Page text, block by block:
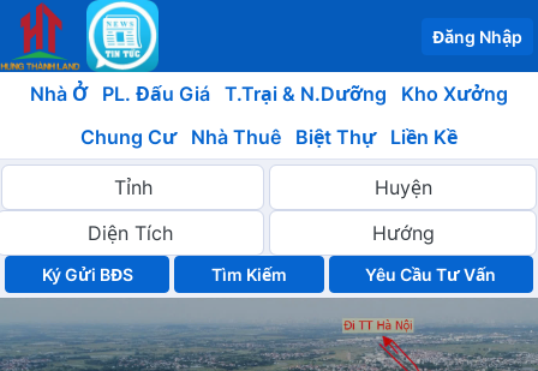
Đăng Nhập
Nhà Ở PL. Đấu Giá T.Trại & N.Dưỡng
Kho Xưởng
Chung Cư
Nhà Thuê Biệt Thự Liền Kề
Ký Gửi BĐS Yêu Cầu Tư Vấn